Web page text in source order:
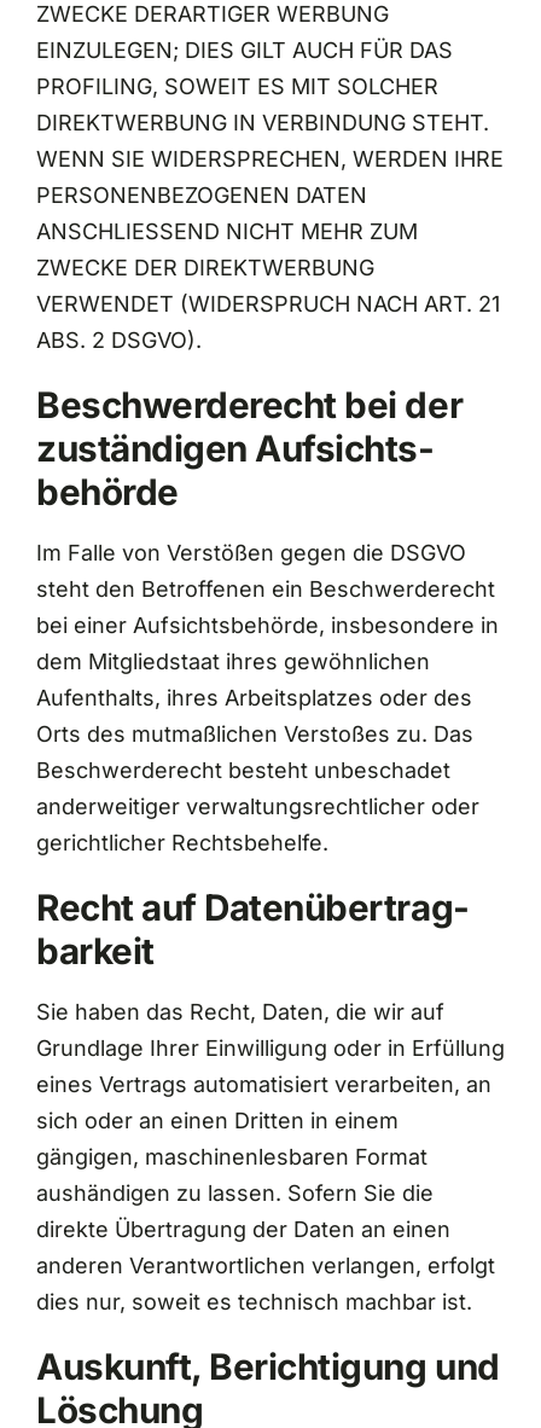
ZWECKE DERARTIGER WERBUNG
EINZULEGEN; DIES GILT AUCH FÜR DAS
PROFILING, SOWEIT ES MIT SOLCHER
DIREKTWERBUNG IN VERBINDUNG STEHT.
WENN SIE WIDERSPRECHEN, WERDEN IHRE
PERSONENBEZOGENEN DATEN
ANSCHLIESSEND NICHT MEHR ZUM
ZWECKE DER DIREKTWERBUNG
VERWENDET (WIDERSPRUCH NACH ART. 21
ABS. 2 DSGVO).
Beschwerde­recht bei der
zuständigen Aufsichts­
behörde
Im Falle von Verstößen gegen die DSGVO
steht den Betroffenen ein Beschwerderecht
bei einer Aufsichtsbehörde, insbesondere in
dem Mitgliedstaat ihres gewöhnlichen
Aufenthalts, ihres Arbeitsplatzes oder des
Orts des mutmaßlichen Verstoßes zu. Das
Beschwerderecht besteht unbeschadet
anderweitiger verwaltungsrechtlicher oder
gerichtlicher Rechtsbehelfe.
Recht auf Daten­übertrag­
barkeit
Sie haben das Recht, Daten, die wir auf
Grundlage Ihrer Einwilligung oder in Erfüllung
eines Vertrags automatisiert verarbeiten, an
sich oder an einen Dritten in einem
gängigen, maschinenlesbaren Format
aushändigen zu lassen. Sofern Sie die
direkte Übertragung der Daten an einen
anderen Verantwortlichen verlangen, erfolgt
dies nur, soweit es technisch machbar ist.
Auskunft, Berichtigung und
Löschung